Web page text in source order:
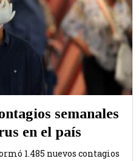
semanales
en el país
1.485 nuevos contagios